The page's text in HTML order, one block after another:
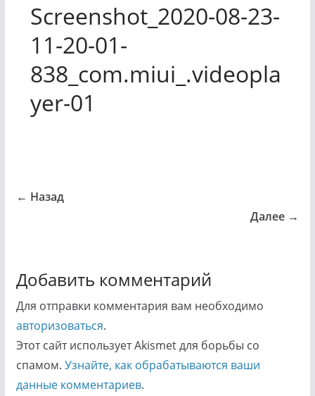
Screenshot_2020-08-23-
11-20-01-
838_com.miui_.videopla
yer-01
← Назад
Далее →
Добавить комментарий
Для отправки комментария вам необходимо
авторизоваться.
Этот сайт использует Akismet для борьбы со
спамом. Узнайте, как обрабатываются ваши
данные комментариев.